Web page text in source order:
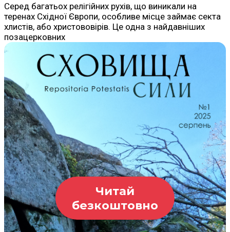
Серед багатьох релігійних рухів, що виникали на
теренах Східної Європи, особливе місце займає секта
хлистів, або христововірів. Це одна з найдавніших
позацерковних
Читай
безкоштовно